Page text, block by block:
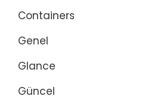
Containers
Genel
Glance
Güncel